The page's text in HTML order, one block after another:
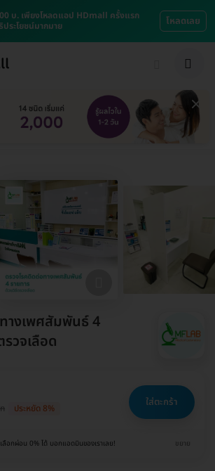
บ. เพียงโหลดแอป HDmall ครั้งแรก
ระโยชน์มากมาย
โหลดเลย
างเพศสัมพันธ์ 4
วจเลือด
ประหยัด 8% ใส่ตะกร้า
อกผ่อน 0% ได้ บอกแอดมินของเราเลย! ขยาย